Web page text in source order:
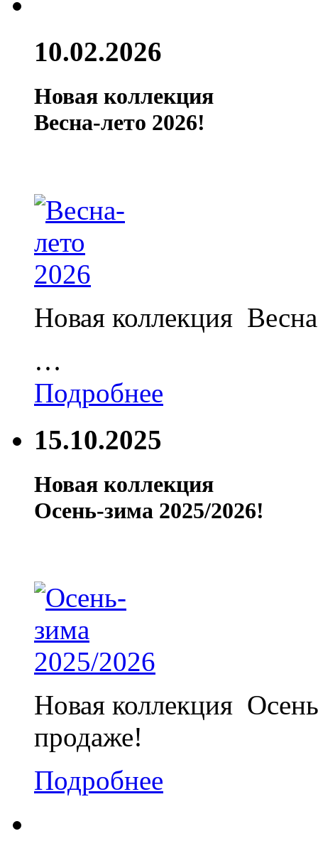
10.02.2026
Новая коллекция
Весна-лето 2026!
Новая коллекция
…
Подробнее
15.10.2025
Новая коллекция
Осень-зима 2025/2026!
Новая коллекция
продаже!
Подробнее